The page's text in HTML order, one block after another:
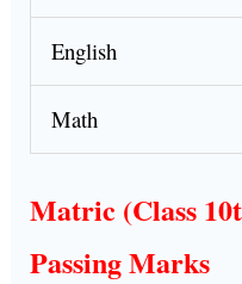
English
Math
Matric (Class
Passing Marks